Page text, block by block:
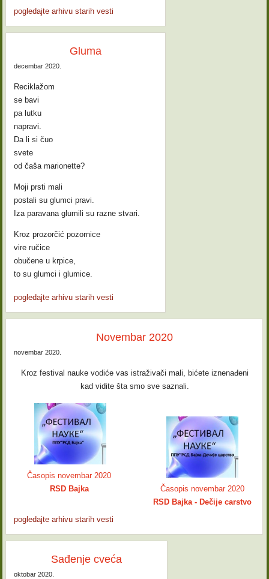
pogledajte arhivu starih vesti
Gluma
decembar 2020.
Reciklažom
se bavi
pa lutku
napravi.
Da li si čuo
svete
od čaša marionette?
Moji prsti mali
postali su glumci pravi.
Iza paravana glumili su razne stvari.
Kroz prozorčić pozornice
vire ručice
obučene u krpice,
to su glumci i glumice.
pogledajte arhivu starih vesti
Novembar 2020
novembar 2020.
Kroz festival nauke vodiće vas istraživači mali, bićete iznenađeni
kad vidite šta smo sve saznali.
Časopis novembar 2020
RSD Bajka
Časopis novembar 2020
RSD Bajka - Dečije carstvo
pogledajte arhivu starih vesti
Sađenje cveća
oktobar 2020.